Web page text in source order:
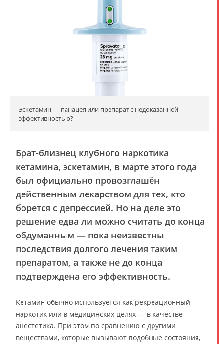
Эскетамин — панацея или препарат с недоказанной
эффективностью?
Брат-близнец клубного наркотика
кетамина, эскетамин, в марте этого года
был официально провозглашён
действенным лекарством для тех, кто
борется с депрессией. Но на деле это
решение едва ли можно считать до конца
обдуманным — пока неизвестны
последствия долгого лечения таким
препаратом, а также не до конца
подтверждена его эффективность.
Кетамин обычно используется как рекреационный
наркотик или в медицинских целях — в качестве
анестетика. При этом по сравнению с другими
веществами, которые вызывают подобные состояния,